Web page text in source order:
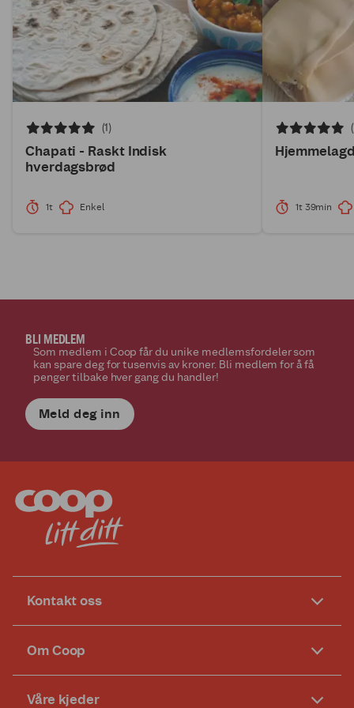
(1)
Chapati - Raskt Indisk
hverdagsbrød
1t Enkel 1t 39min
BLI MEDLEM
Som medlem i Coop får du unike medlemsfordeler som
kan spare deg for tusenvis av kroner. Bli medlem for å få
penger tilbake hver gang du handler!
Meld deg inn
Kontakt oss
Om Coop
Våre kjeder